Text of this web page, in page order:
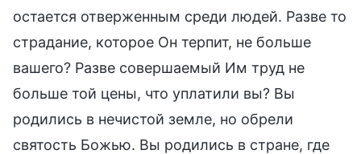
остается отверженным среди людей. Разве то
страдание, которое Он терпит, не больше
вашего? Разве совершаемый Им труд не
больше той цены, что уплатили вы? Вы
родились в нечистой земле, но обрели
святость Божью. Вы родились в стране, где